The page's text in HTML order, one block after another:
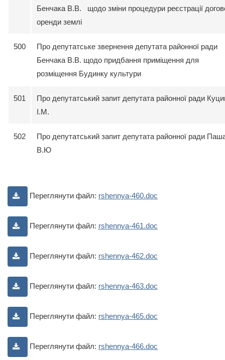
Бенчака В.В. щодо зміни процедури реєстрації
оренди землі
500
Про депутатське звернення депутата районної ради
Бенчака В.В. щодо придбання приміщення для
розміщення Будинку культури
501
Про депутатський запит депутата районної ради
І.М.
502
Про депутатський запит депутата районної ради
В.Ю
Переглянути файл: rshennya-460.doc
Переглянути файл: rshennya-461.doc
Переглянути файл: rshennya-462.doc
Переглянути файл: rshennya-463.doc
Переглянути файл: rshennya-465.doc
Переглянути файл: rshennya-466.doc